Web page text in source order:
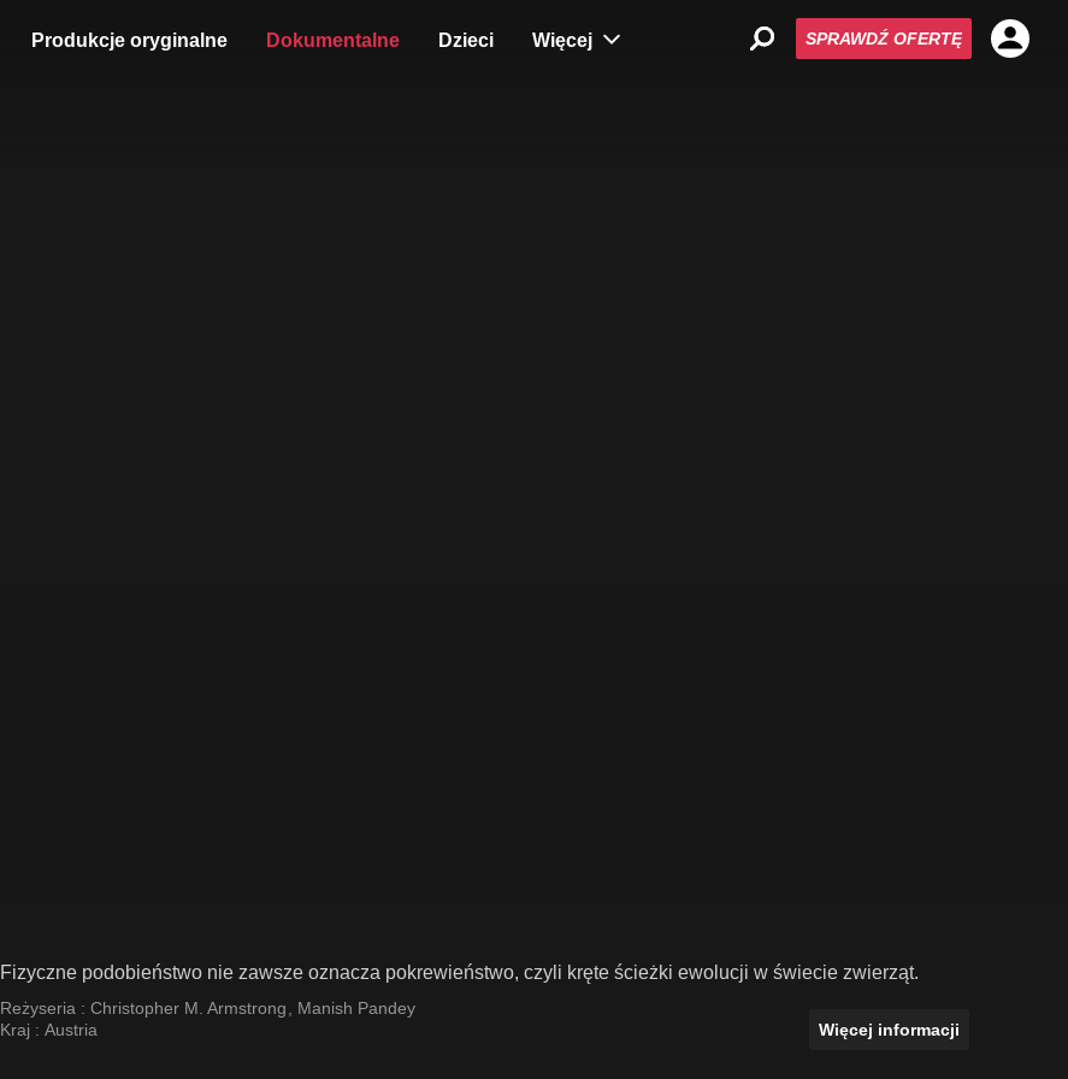
Produkcje oryginalne Dokumentalne Dzieci Więcej SPRAWDŹ OFERTĘ
Fizyczne podobieństwo nie zawsze oznacza pokrewieństwo, czyli kręte ścieżki ewolucji w świecie zwierząt.
Reżyseria : Christopher M. Armstrong
Manish Pandey
Kraj : Austria Więcej informacji